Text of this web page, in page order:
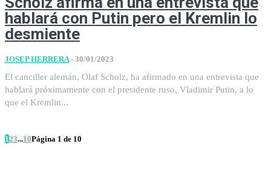
hablará con Putin pero el Kremlin lo
desmiente
JOSEP HERRERA - 30/01/2023
El canciller alemán, Olaf Scholz, ha afirmado en una entrevista que
hablará próximamente con el presidente ruso, Vladimir Putin, a lo
que el Kremlin...
1 23...10Página 1 de 10